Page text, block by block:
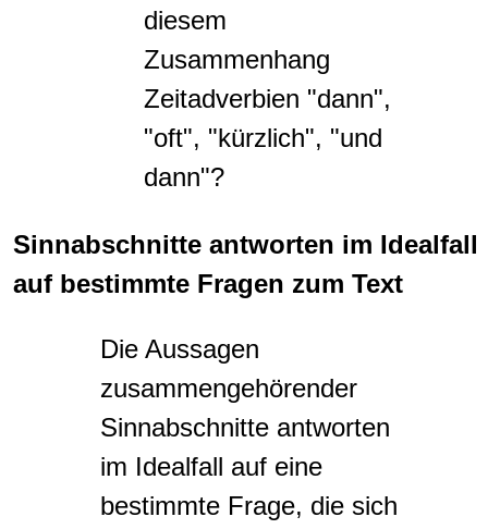
diesem
Zusammenhang
Zeitadverbien "dann",
"oft", "kürzlich", "und
dann"?
Sinnabschnitte antworten im Idealfall
auf bestimmte Fragen zum Text
Die Aussagen
zusammengehörender
Sinnabschnitte antworten
im Idealfall auf eine
bestimmte Frage, die sich